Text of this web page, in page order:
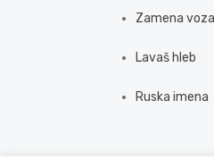
Zamena
Lavaš hleb
Ruska imena